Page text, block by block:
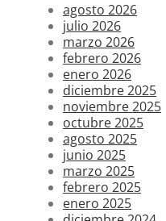
agosto 2026
julio 2026
marzo 2026
febrero 2026
enero 2026
diciembre 2025
noviembre 2025
octubre 2025
agosto 2025
junio 2025
marzo 2025
febrero 2025
enero 2025